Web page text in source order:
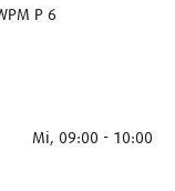
P 6
Mi, 09:00 - 10:00